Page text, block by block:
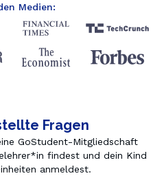
Medien:
Fragen
GoStudent-Mitgliedschaft
findest und dein Kind
anmeldest.